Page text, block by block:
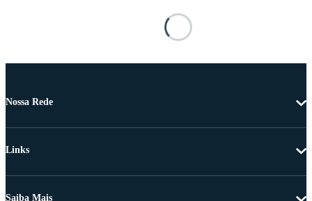
Nossa Rede
Links
Saiba Mais